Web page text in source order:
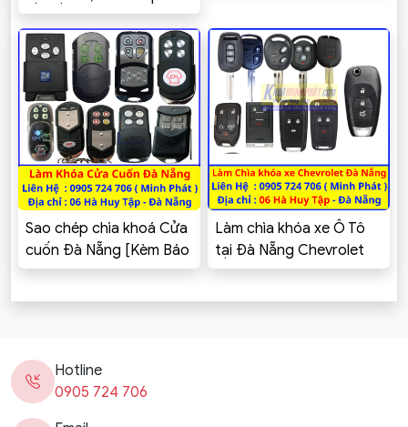
khiển Cửa cuốn
Sao chép chìa khoá Cửa
cuốn Đà Nẵng [Kèm Báo
Giá]
Làm chìa khóa xe Ô Tô
tại Đà Nẵng Chevrolet
Cruze, Spark, Aveo,
Hotline
0905 724 706